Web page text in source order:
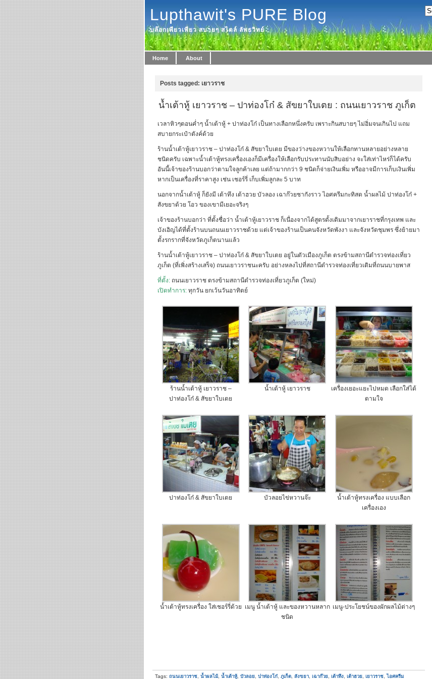
Lupthawit's PURE Blog
บล๊อกเพียวเพียว สบายๆ สไตล์ ลัพธวิทย์
Home About
Posts tagged: เยาวราช
น้ำเต้าหู้ เยาวราช – ปาท่องโก๋ & สัขยาใบเตย : ถนนเยาวราช ภูเก็ต
เวลาหิวๆตอนค่ำๆ น้ำเต้าหู้ + ปาท่องโก๋ เป็นทางเลือกหนึ่งครับ เพราะกินสบายๆ ไม่อิ่มจนเกินไป แถม
สบายกระเป๋าตังค์ด้วย
ร้านน้ำเต้าหู้เยาวราช – ปาท่องโก๋ & สัขยาใบเตย มีของว่างของหวานให้เลือกทานหลายอย่างหลาย
ชนิดครับ เฉพาะน้ำเต้าหู้ทรงเครื่องเองก็มีเครื่องให้เลือกรับประทานนับสิบอย่าง จะใส่เท่าไหร่ก็ได้ครับ
อันนี้เจ้าของร้านบอกว่าตามใจลูกค้าเลย แต่ถ้ามากกว่า 9 ชนิดก็จ่ายเงินเพิ่ม หรืออาจมีการเก็บเงินเพิ่ม
หากเป็นเครื่องที่ราคาสูง เช่น เชอร์รี่ เก็บเพิ่มลูกละ 5 บาท
นอกจากน้ำเต้าหู้ ก็ยังมี เต้าทึง เต้าฮวย บัวลอง เฉาก๊วยชากังราว ไอศครีมกะทิสด น้ำผลไม้ ปาท่องโก๋ +
สังขยาด้วย โอว ของเขามีเยอะจริงๆ
เจ้าของร้านบอกว่า ที่ตั้งชื่อว่า น้ำเต้าหู้เยาวราช ก็เนื่องจากได้สูตรดั้งเดิมมาจากเยาราชที่กรุงเทพ และ
บังเอิญได้ที่ตั้งร้านบนถนนเยาวราชด้วย แต่เจ้าของร้านเป็นคนจังหวัดพังงา และจังหวัดชุมพร ซึ่งย้ายมา
ตั้งรกรากที่จังหวัดภูเก็ตนานแล้ว
ร้านน้ำเต้าหู้เยาวราช – ปาท่องโก๋ & สัขยาใบเตย อยู่ในตัวเมืองภูเก็ต ตรงข้ามสถานีตำรวจท่องเที่ยว
ภูเก็ต (ที่เพิ่งสร้างเสร็จ) ถนนเยาวราชนะครับ อย่างหลงไปที่สถานีตำรวจท่องเที่ยวเดิมที่ถนนบายพาส
ที่ตั้ง: ถนนเยาวราช ตรงข้ามสถานีตำรวจท่องเที่ยวภูเก็ต (ใหม่)
เปิดทำการ: ทุกวัน ยกเว้นวันอาทิตย์
ร้านน้ำเต้าหู้ เยาวราช –
ปาท่องโก๋ & สัขยาใบเตย
น้ำเต้าหู้ เยาวราช
เครื่องเยอะแยะไปหมด เลือกใส่ได้
ตามใจ
ปาท่องโก๋ & สัขยาใบเตย บัวลอยไข่หวานจ๊ะ
น้ำเต้าหู้ทรงเครื่อง แบบเลือก
เครื่องเอง
น้ำเต้าหู้ทรงเครื่อง ใส่เชอร์รี่ด้วย เมนู น้ำเต้าหู้ และของหวานหลาก
ชนิด
เมนู-ประโยชน์ของผักผลไม้ต่างๆ
Tags: ถนนเยาวราช น้ำผลไม้ น้ำเต้าหู้ บัวลอย ปาท่องโก๋, ภูเก็ต สังขยา เฉาก๊วย เต้าทึง เต้าฮวย เยาวราช ,ไอศครีม